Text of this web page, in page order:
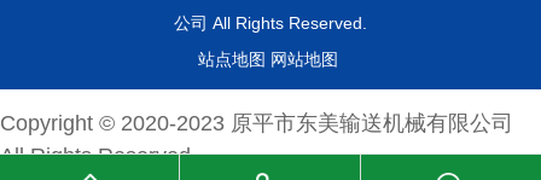
公司 All Rights Reserved.
站点地图 网站地图
Copyright © 2020-2023 原平市东美输送机械有限公司
All Rights Reserved.